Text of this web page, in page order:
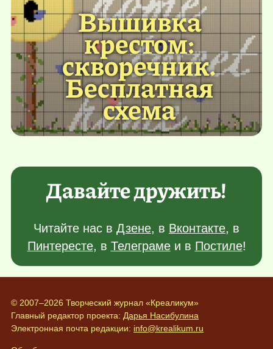
Вышивка
крестом:
скворечник.
Бесплатная
схема
Давайте дружить!
Читайте нас в Дзене, в Вконтакте, в
Пинтересте, в Телеграмеи в Постиле!
© 2007–2026 Творческий журнал «Креаликум»
Главный редактор проекта: Дарья Насибулина
Электронная почта редакции: info@krealikum.ru